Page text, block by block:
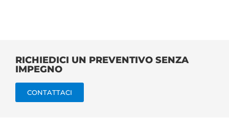
RICHIEDICI UN PREVENTIVO SENZA
IMPEGNO
CONTATTACI